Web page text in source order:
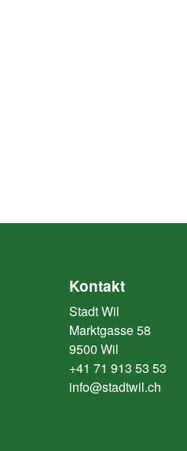
Kontakt
Stadt Wil
Marktgasse 58
9500 Wil
+41 71 913 53 53
info@stadtwil.ch